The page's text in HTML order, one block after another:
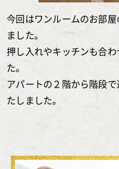
今回はワンルームのお部
ました。
押し入れやキッチンも合
た。
アパートの２階から階段
たしました。